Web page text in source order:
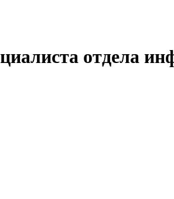
отдела